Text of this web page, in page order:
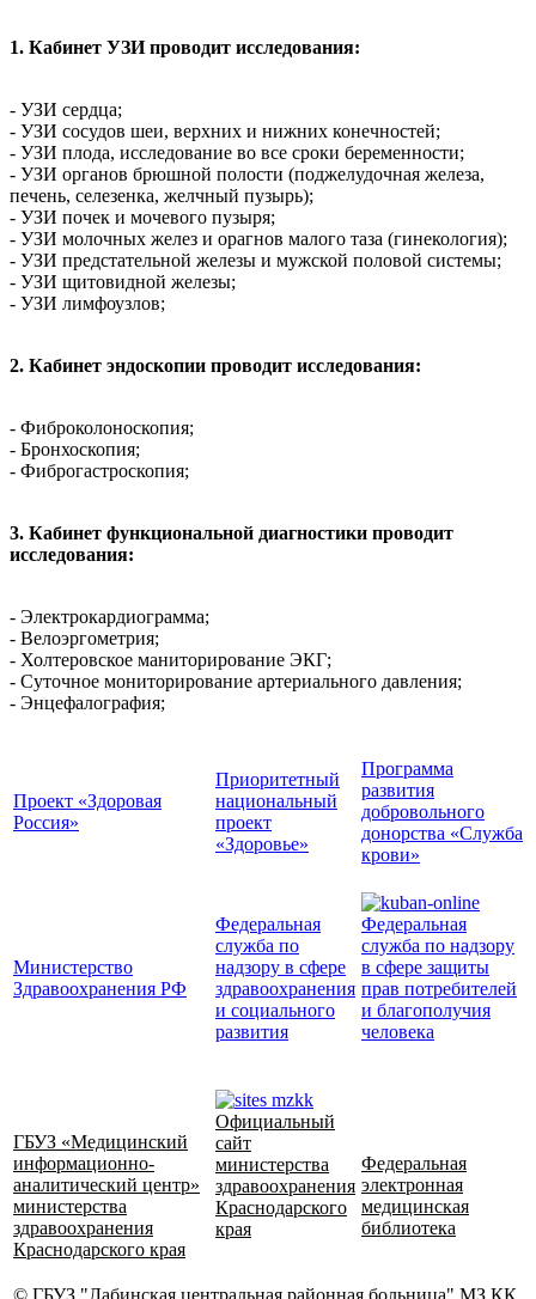
1. Кабинет УЗИ проводит исследования:
- УЗИ сердца;
- УЗИ сосудов шеи, верхних и нижних конечностей;
- УЗИ плода, исследование во все сроки беременности;
- УЗИ органов брюшной полости (поджелудочная железа,
печень, селезенка, желчный пузырь);
- УЗИ почек и мочевого пузыря;
- УЗИ молочных желез и орагнов малого таза (гинекология);
- УЗИ предстательной железы и мужской половой системы;
- УЗИ щитовидной железы;
- УЗИ лимфоузлов;
2. Кабинет эндоскопии проводит исследования:
- Фиброколоноскопия;
- Бронхоскопия;
- Фиброгастроскопия;
3. Кабинет функциональной диагностики проводит
исследования:
- Электрокардиограмма;
- Велоэргометрия;
- Холтеровское маниторирование ЭКГ;
- Суточное мониторирование артериального давления;
- Энцефалография;
Проект «Здоровая
Россия»
Приоритетный
национальный
проект
«Здоровье»
Программа
развития
добровольного
донорства «Служба
крови»
Министерство
Здравоохранения РФ
Федеральная
служба по
надзору в сфере
здравоохранения
и социального
развития
Федеральная
служба по надзору
в сфере защиты
прав потребителей
и благополучия
человека
ГБУЗ «Медицинский
информационно-
аналитический центр»
министерства
здравоохранения
Краснодарского края
Официальный
сайт
министерства
здравоохранения
Краснодарского
края
Федеральная
электронная
медицинская
библиотека
© ГБУЗ "Лабинская центральная районная больница" МЗ КК